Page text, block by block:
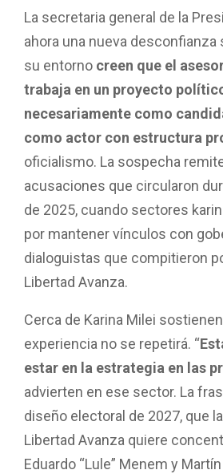
La secretaria general de la
ahora una nueva desconfianza
su entorno creen que el
trabaja en un proyecto
necesariamente como
como actor con estructura
oficialismo. La sospecha
acusaciones que circularon
de 2025, cuando sectores
por mantener vínculos con
dialoguistas que compitieron
Libertad Avanza.
Cerca de Karina Milei
experiencia no se repetirá. “
estar en la estrategia en las
advierten en ese sector. La
diseño electoral de 2027, que
Libertad Avanza quiere
Eduardo “Lule” Menem y